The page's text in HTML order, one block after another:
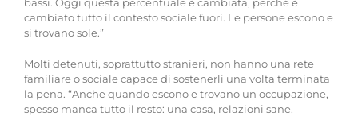
cambiato tutto il contesto sociale fuori. Le persone escono e
si trovano sole.”
Molti detenuti, soprattutto stranieri, non hanno una rete
familiare o sociale capace di sostenerli una volta terminata
la pena. “Anche quando escono e trovano un occupazione,
spesso manca tutto il resto: una casa, relazioni sane,